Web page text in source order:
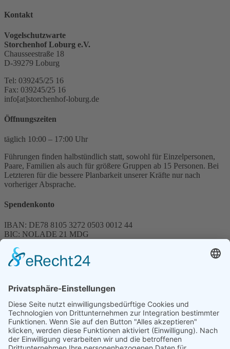
Kontakt
Vogelschutzwarte
Storchenhof Loburg e.V.
Chausseestraße 18
D-39279 Loburg
Tel: 039245/25 16
Fax: 039245/25 16
info[at]storchenhof-loburg.de
Öffnungszeiten
täglich 10:00 – 17:00 Uhr
Führungen finden halbstündlich statt, sowohl für Einzelpersonen,
Paare, Familien als auch für größere Gruppen ab 15 Personen. Bei
Letzteren für die bessere Planbarkeit unserer Kräfte nur nach
vorheriger Absprache.
Spendenkonto
IBAN: DE78 8105 3272 0503 0012 44
BIC: NOLADE 21 MDG
Spenden können steuerlich abgesetzt werden
Förderung
© 1987 – 2025
Storchenhof Loburg e.V.